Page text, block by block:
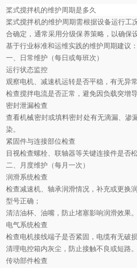
桨式搅拌机的维护周期是多久
桨式搅拌机的维护周期需根据设备运行工
合确定，通常采用分级保养策略，以确保
基于行业标准和运维实践的维护周期建议：
一、日常维护（每日或每班次）
运行状态监控
观察电机、减速机运转是否平稳，有无异
检查搅拌电流是否正常，避免因负载突增
密封泄漏检查
查看机械密封或填料密封处有无滴漏、渗
染。
紧固件与连接部位检查
目视检查螺栓、联轴器等关键连接件是否
二、月度维护（每月一次）
润滑系统检查
检查减速机、轴承润滑情况，补充或更换
型号正确；
清洁油杯、油嘴，防止堵塞影响润滑效果。
电气系统检查
检查电机接线端子是否紧固，电缆有无破损
清理电控箱内灰尘，防止接触不良或短路。
传动部件检查